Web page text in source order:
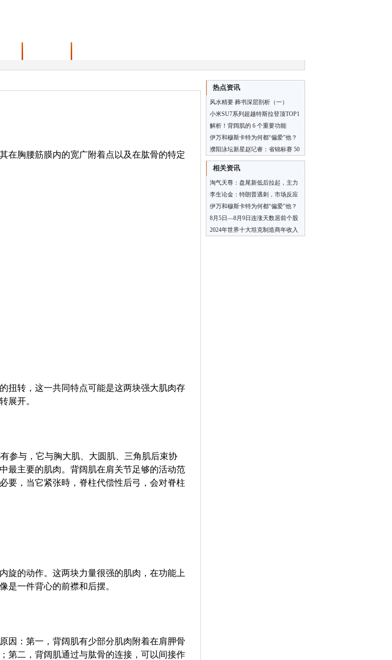
在胸腰筋膜内的宽广附着点以及在肱骨的特定
扭转，这一共同特点可能是这两块强大肌肉存
展开。
参与，它与胸大肌、大圆肌、三角肌后束协
最主要的肌肉。背阔肌在肩关节足够的活动范
要，当它紧张時，脊柱代偿性后弓，会对脊柱
旋的动作。这两块力量很强的肌肉，在功能上
是一件背心的前襟和后摆。
因：第一，背阔肌有少部分肌肉附着在肩胛骨
第二，背阔肌通过与肱骨的连接，可以间接作
热点资讯
风水精要 葬书深层剖析（一）
小米SU7系列超越特斯拉登顶TOP1
解析！背阔肌的 6 个重要功能
伊万和穆斯卡特为何都“偏爱”他？
濮阳泳坛新星赵玘睿：省锦标赛 50
米蝶泳夺冠，仰泳双第五绽放光
彩！
相关资讯
淘气天尊：盘尾新低后拉起，主力
已高度控盘！
李生论金：特朗普遇刺，市场反应
平淡，重点看什么？
伊万和穆斯卡特为何都“偏爱”他？
8月5日—8月9日连涨天数居前个股
（2）
2024年世界十大坦克制造商年收入